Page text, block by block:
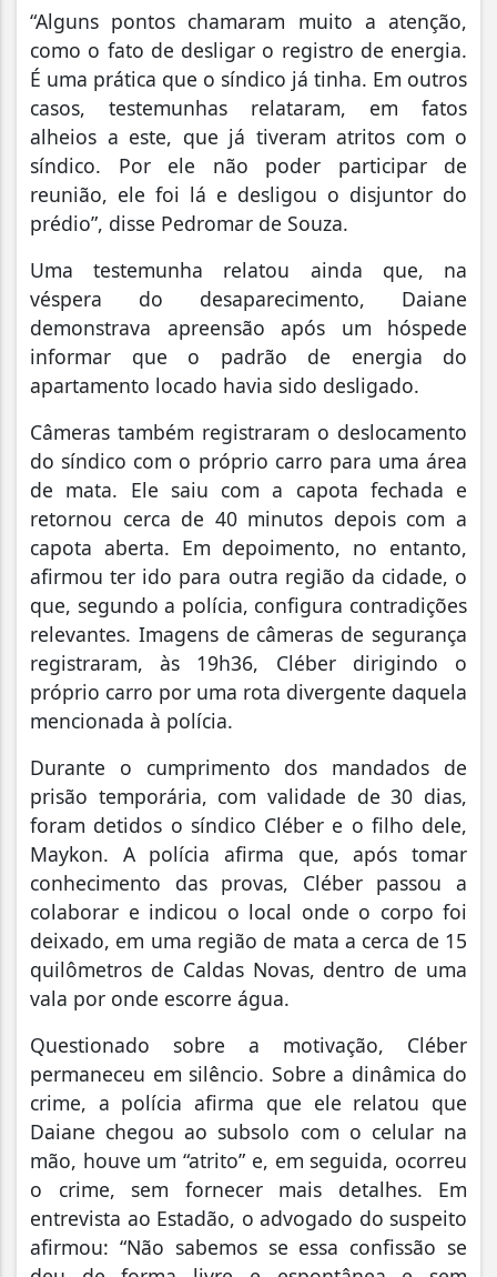
“Alguns pontos chamaram muito a atenção,
como o fato de desligar o registro de energia.
É uma prática que o síndico já tinha. Em outros
casos, testemunhas relataram, em fatos
alheios a este, que já tiveram atritos com o
síndico. Por ele não poder participar de
reunião, ele foi lá e desligou o disjuntor do
prédio”, disse Pedromar de Souza.
Uma testemunha relatou ainda que, na
véspera do desaparecimento, Daiane
demonstrava apreensão após um hóspede
informar que o padrão de energia do
apartamento locado havia sido desligado.
Câmeras também registraram o deslocamento
do síndico com o próprio carro para uma área
de mata. Ele saiu com a capota fechada e
retornou cerca de 40 minutos depois com a
capota aberta. Em depoimento, no entanto,
afirmou ter ido para outra região da cidade, o
que, segundo a polícia, configura contradições
relevantes. Imagens de câmeras de segurança
registraram, às 19h36, Cléber dirigindo o
próprio carro por uma rota divergente daquela
mencionada à polícia.
Durante o cumprimento dos mandados de
prisão temporária, com validade de 30 dias,
foram detidos o síndico Cléber e o filho dele,
Maykon. A polícia afirma que, após tomar
conhecimento das provas, Cléber passou a
colaborar e indicou o local onde o corpo foi
deixado, em uma região de mata a cerca de 15
quilômetros de Caldas Novas, dentro de uma
vala por onde escorre água.
Questionado sobre a motivação, Cléber
permaneceu em silêncio. Sobre a dinâmica do
crime, a polícia afirma que ele relatou que
Daiane chegou ao subsolo com o celular na
mão, houve um “atrito” e, em seguida, ocorreu
o crime, sem fornecer mais detalhes. Em
entrevista ao Estadão, o advogado do suspeito
afirmou: “Não sabemos se essa confissão se